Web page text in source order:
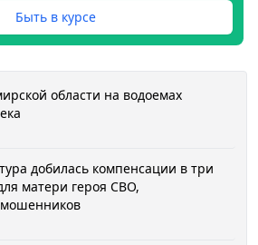
Быть в курсе
области на водоемах
добилась компенсации в три
матери героя СВО,
мошенников